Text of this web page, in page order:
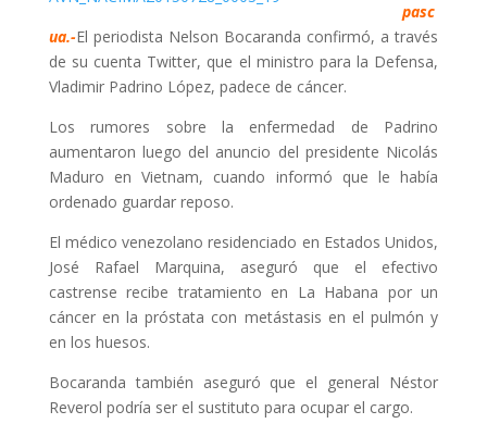
pasc
ua.-El periodista Nelson Bocaranda confirmó, a través
de su cuenta Twitter, que el ministro para la Defensa,
Vladimir Padrino López, padece de cáncer.
Los rumores sobre la enfermedad de Padrino
aumentaron luego del anuncio del presidente Nicolás
Maduro en Vietnam, cuando informó que le había
ordenado guardar reposo.
El médico venezolano residenciado en Estados Unidos,
José Rafael Marquina, aseguró que el efectivo
castrense recibe tratamiento en La Habana por un
cáncer en la próstata con metástasis en el pulmón y
en los huesos.
Bocaranda también aseguró que el general Néstor
Reverol podría ser el sustituto para ocupar el cargo.